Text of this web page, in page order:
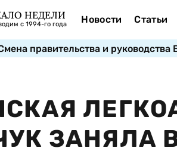
НЕДЕЛИ
с 1994-го года Новости Статьи
правительства и руководства
ЗАНЯЛА